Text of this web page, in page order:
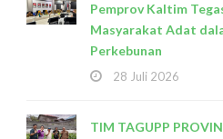
Pemprov Kaltim
Masyarakat Adat
Perkebunan
28 Juli 2026
TIM TAGUPP